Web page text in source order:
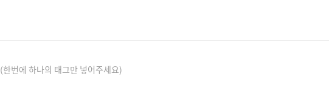
(한번에 하나의 태그만 넣어주세요)